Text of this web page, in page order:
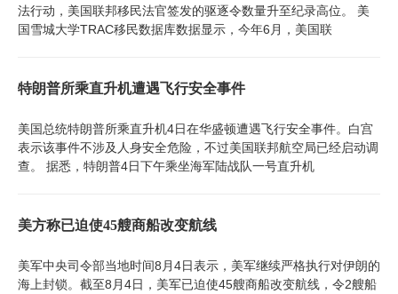
法行动，美国联邦移民法官签发的驱逐令数量升至纪录高位。 美
国雪城大学TRAC移民数据库数据显示，今年6月，美国联
特朗普所乘直升机遭遇飞行安全事件
美国总统特朗普所乘直升机4日在华盛顿遭遇飞行安全事件。白宫
表示该事件不涉及人身安全危险，不过美国联邦航空局已经启动调
查。 据悉，特朗普4日下午乘坐海军陆战队一号直升机
美方称已迫使45艘商船改变航线
美军中央司令部当地时间8月4日表示，美军继续严格执行对伊朗的
海上封锁。截至8月4日，美军已迫使45艘商船改变航线，令2艘船